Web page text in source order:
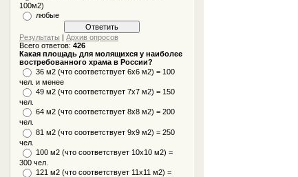
100м2)
любые
Результаты |Архив опросов
Всего ответов:426
Какая площадь для молящихся у наиболее
востребованного храма в России?
36 м2 (что соответствует 6x6 м2) = 100
чел. и менее
49 м2 (что соответствует 7x7 м2) = 150
чел.
64 м2 (что соответствует 8x8 м2) = 200
чел.
81 м2 (что соответствует 9х9 м2) = 250
чел.
100 м2 (что соответствует 10x10 м2) =
300 чел.
121 м2 (что соответствует 11х11 м2) =